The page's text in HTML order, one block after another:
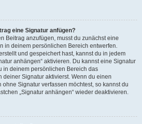
eine Signatur anfügen?
Beitrag anzufügen, musst du zunächst eine
in deinem persönlichen Bereich entwerfen.
und gespeichert hast, kannst du in jedem
anhängen“ aktivieren. Du kannst eine Signatur
in deinem persönlichen Bereich das
deiner Signatur aktivierst. Wenn du einen
Signatur verfassen möchtest, so kannst du
„Signatur anhängen“ wieder deaktivieren.